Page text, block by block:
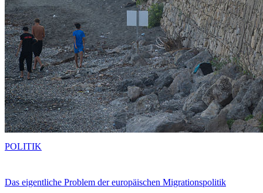
Das eigentliche Problem der europäischen Migrationspolitik
POLITIK